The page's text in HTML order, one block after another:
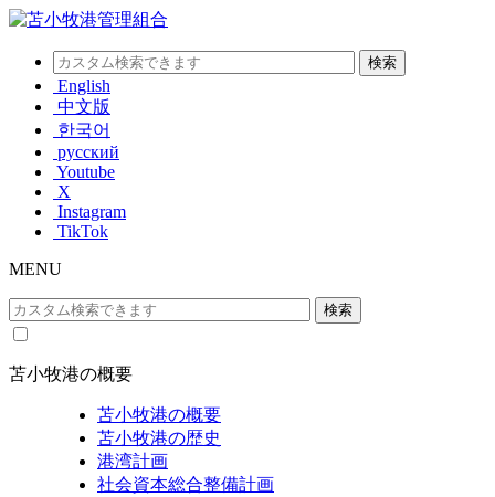
English
中文版
한국어
русский
Youtube
X
Instagram
TikTok
MENU
苫小牧港の概要
苫小牧港の概要
苫小牧港の歴史
港湾計画
社会資本総合整備計画